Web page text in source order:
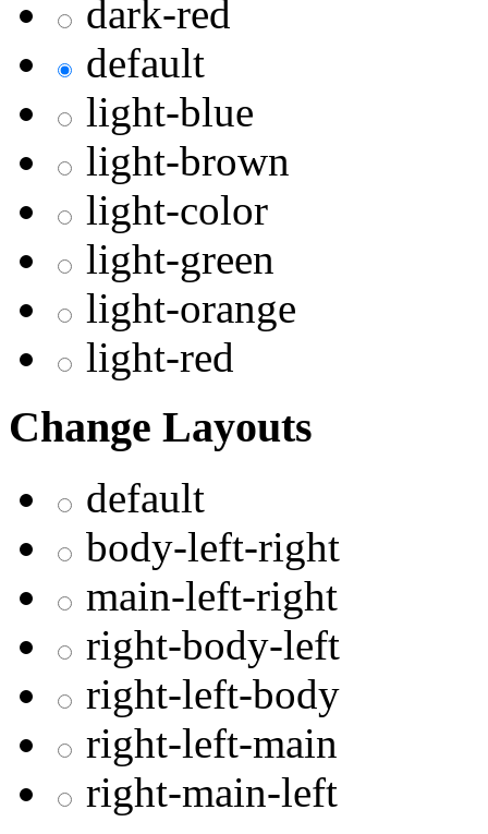
dark-red
default
light-blue
light-brown
light-color
light-green
light-orange
light-red
Change Layouts
default
body-left-right
main-left-right
right-body-left
right-left-body
right-left-main
right-main-left